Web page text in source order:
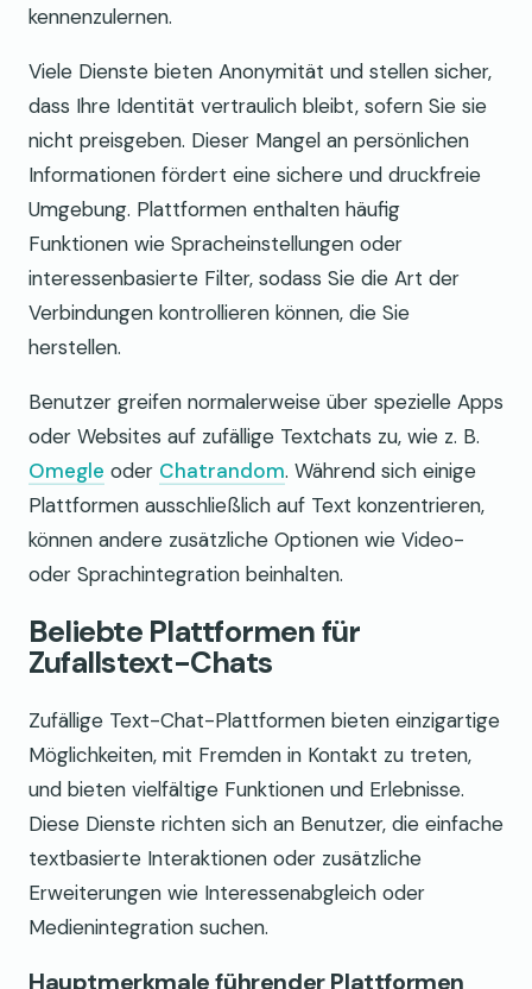
kennenzulernen.
Viele Dienste bieten Anonymität und stellen sicher,
dass Ihre Identität vertraulich bleibt, sofern Sie sie
nicht preisgeben. Dieser Mangel an persönlichen
Informationen fördert eine sichere und druckfreie
Umgebung. Plattformen enthalten häufig
Funktionen wie Spracheinstellungen oder
interessenbasierte Filter, sodass Sie die Art der
Verbindungen kontrollieren können, die Sie
herstellen.
Benutzer greifen normalerweise über spezielle Apps
oder Websites auf zufällige Textchats zu, wie z. B.
Omegle oder Chatrandom. Während sich einige
Plattformen ausschließlich auf Text konzentrieren,
können andere zusätzliche Optionen wie Video-
oder Sprachintegration beinhalten.
Beliebte Plattformen für
Zufallstext-Chats
Zufällige Text-Chat-Plattformen bieten einzigartige
Möglichkeiten, mit Fremden in Kontakt zu treten,
und bieten vielfältige Funktionen und Erlebnisse.
Diese Dienste richten sich an Benutzer, die einfache
textbasierte Interaktionen oder zusätzliche
Erweiterungen wie Interessenabgleich oder
Medienintegration suchen.
Hauptmerkmale führender Plattformen